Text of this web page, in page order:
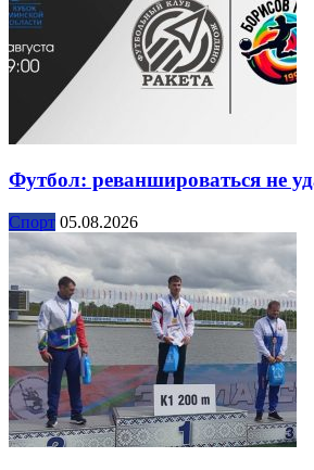
Футбол: реваншироваться не
Спорт 05.08.2026